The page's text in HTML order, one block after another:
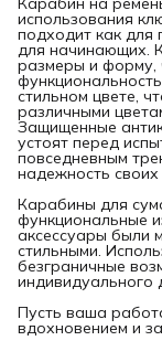
использования
подходит как для
для начинающих.
размеры и форму,
стильном цвете,
различными
Защищенные
устоят перед
повседневным
надежность своих
Карабины для
функциональные
аксессуары были
стильными.
безграничные
индивидуального
Пусть ваша
вдохновением и